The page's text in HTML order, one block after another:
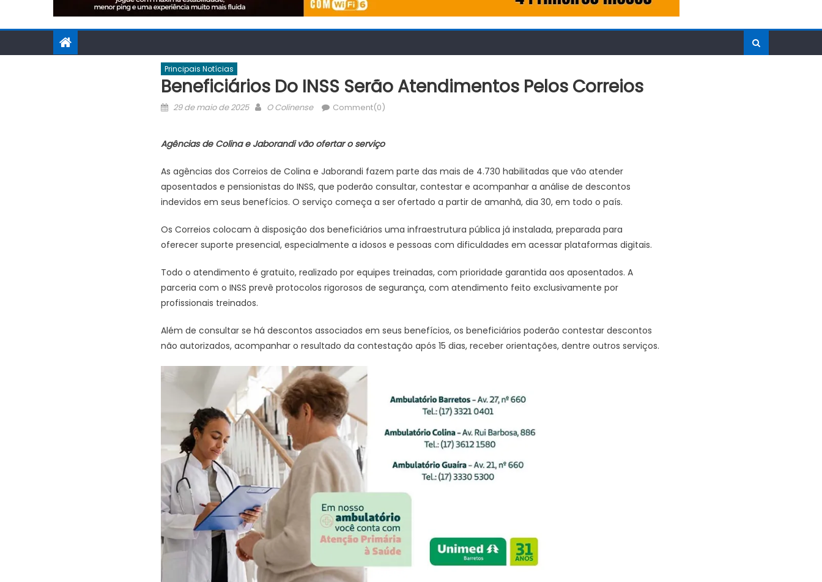
Principais Notícias
Beneficiários Do INSS Serão Atendimentos Pelos Correios
Posted
29 de maio de 2025 Author
O Colinense Comment(0)
Agências de Colina e Jaborandi vão ofertar o serviço
As agências dos Correios de Colina e Jaborandi fazem parte das mais de 4.730 habilitadas que vão atender
aposentados e pensionistas do INSS, que poderão consultar, contestar e acompanhar a análise de descontos
indevidos em seus benefícios. O serviço começa a ser ofertado a partir de amanhã, dia 30, em todo o país.
Os Correios colocam à disposição dos beneficiários uma infraestrutura pública já instalada, preparada para
oferecer suporte presencial, especialmente a idosos e pessoas com dificuldades em acessar plataformas digitais.
Todo o atendimento é gratuito, realizado por equipes treinadas, com prioridade garantida aos aposentados. A
parceria com o INSS prevê protocolos rigorosos de segurança, com atendimento feito exclusivamente por
profissionais treinados.
Além de consultar se há descontos associados em seus benefícios, os beneficiários poderão contestar descontos
não autorizados, acompanhar o resultado da contestação após 15 dias, receber orientações, dentre outros serviços.